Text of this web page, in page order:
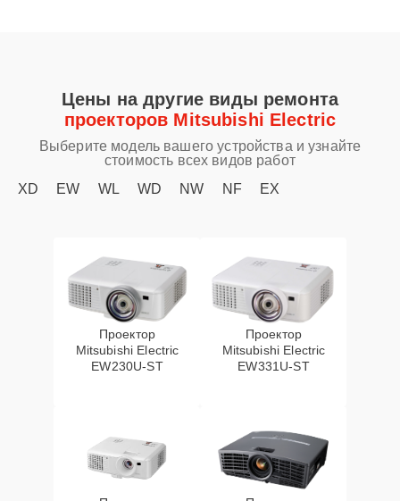
Цены на другие виды ремонта
проекторов Mitsubishi Electric
Выберите модель вашего устройства и узнайте
стоимость всех видов работ
XD
EW WL WD NW NF EX
Проектор
Mitsubishi Electric
EW230U-ST
Проектор
Mitsubishi Electric
EW331U-ST